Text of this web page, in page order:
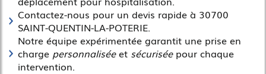
Contactez-nous pour un devis rapide à 30700
SAINT-QUENTIN-LA-POTERIE.
Notre équipe expérimentée garantit une prise en
charge personnaliséeet sécuriséepour chaque
intervention.